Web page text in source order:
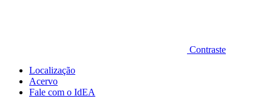
Contraste
Localização
Acervo
Fale com o IdEA